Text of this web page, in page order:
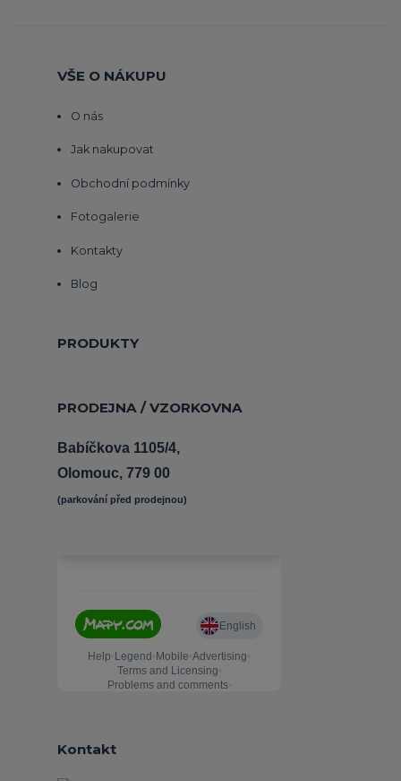
VŠE O NÁKUPU
O nás
Jak nakupovat
Obchodní podmínky
Fotogalerie
Kontakty
Blog
PRODUKTY
PRODEJNA / VZORKOVNA
Babíčkova 1105/4,
Olomouc, 779 00
(parkování před prodejnou)
Kontakt